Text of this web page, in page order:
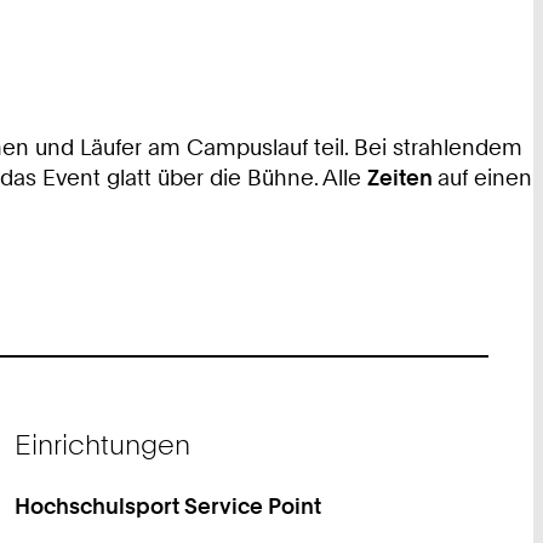
und Läufer am Campuslauf teil. Bei strahlendem
Event glatt über die Bühne. Alle Zeiten auf einen
Einrichtungen
Hochschulsport Service Point